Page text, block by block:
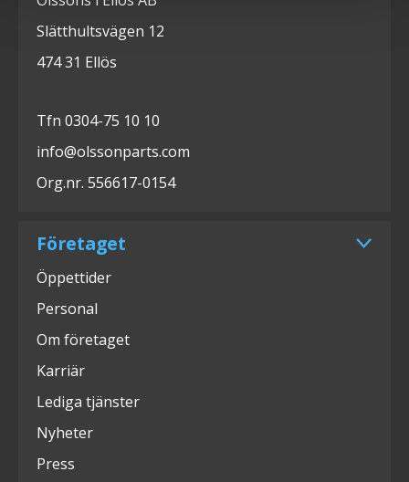
Slätthultsvägen 12
474 31 Ellös
Tfn 0304-75 10 10
info@olssonparts.com
Org.nr. 556617-0154
Företaget
Öppettider
Personal
Om företaget
Karriär
Lediga tjänster
Nyheter
Press